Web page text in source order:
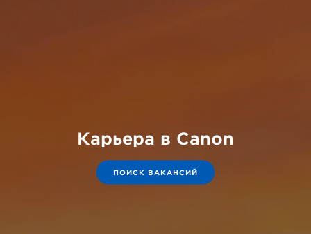
Карьера в Canon
ПОИСК ВАКАНСИЙ